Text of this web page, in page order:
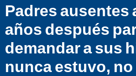
Padres ausentes
años después
demandar a sus
nunca estuvo,